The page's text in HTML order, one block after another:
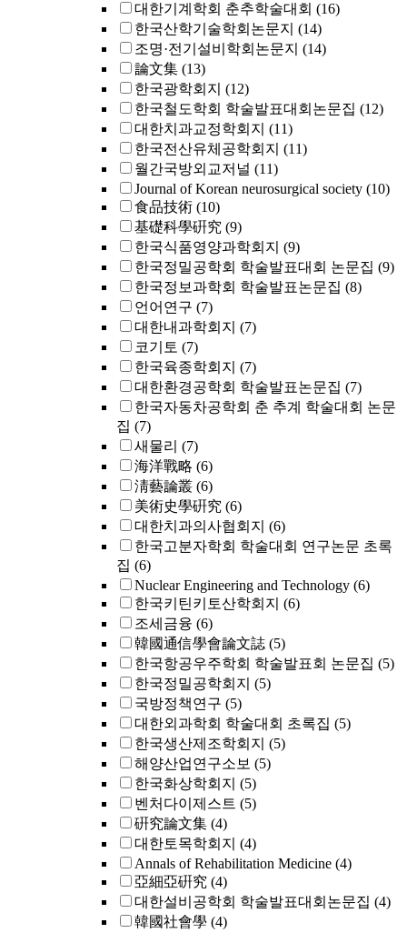
대한기계학회 춘추학술대회 (16)
한국산학기술학회논문지 (14)
조명·전기설비학회논문지 (14)
論文集 (13)
한국광학회지 (12)
한국철도학회 학술발표대회논문집 (12)
대한치과교정학회지 (11)
한국전산유체공학회지 (11)
월간국방외교저널 (11)
Journal of Korean neurosurgical society (10)
食品技術 (10)
基礎科學硏究 (9)
한국식품영양과학회지 (9)
한국정밀공학회 학술발표대회 논문집 (9)
한국정보과학회 학술발표논문집 (8)
언어연구 (7)
대한내과학회지 (7)
코기토 (7)
한국육종학회지 (7)
대한환경공학회 학술발표논문집 (7)
한국자동차공학회 춘 추계 학술대회 논문
집 (7)
새물리 (7)
海洋戰略 (6)
淸藝論叢 (6)
美術史學硏究 (6)
대한치과의사협회지 (6)
한국고분자학회 학술대회 연구논문 초록
집 (6)
Nuclear Engineering and Technology (6)
한국키틴키토산학회지 (6)
조세금융 (6)
韓國通信學會論文誌 (5)
한국항공우주학회 학술발표회 논문집 (5)
한국정밀공학회지 (5)
국방정책연구 (5)
대한외과학회 학술대회 초록집 (5)
한국생산제조학회지 (5)
해양산업연구소보 (5)
한국화상학회지 (5)
벤처다이제스트 (5)
硏究論文集 (4)
대한토목학회지 (4)
Annals of Rehabilitation Medicine (4)
亞細亞硏究 (4)
대한설비공학회 학술발표대회논문집 (4)
韓國社會學 (4)